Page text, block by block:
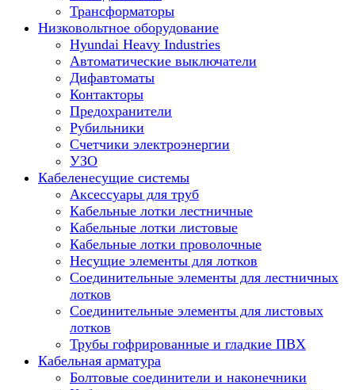
Трансформаторы
Низковольтное оборудование
Hyundai Heavy Industries
Автоматические выключатели
Дифавтоматы
Контакторы
Предохранители
Рубильники
Счетчики электроэнергии
УЗО
Кабеленесущие системы
Аксессуары для труб
Кабельные лотки лестничные
Кабельные лотки листовые
Кабельные лотки проволочные
Несущие элементы для лотков
Соединительные элементы для лестничных
лотков
Соединительные элементы для листовых
лотков
Трубы гофрированные и гладкие ПВХ
Кабельная арматура
Болтовые соединители и наконечники